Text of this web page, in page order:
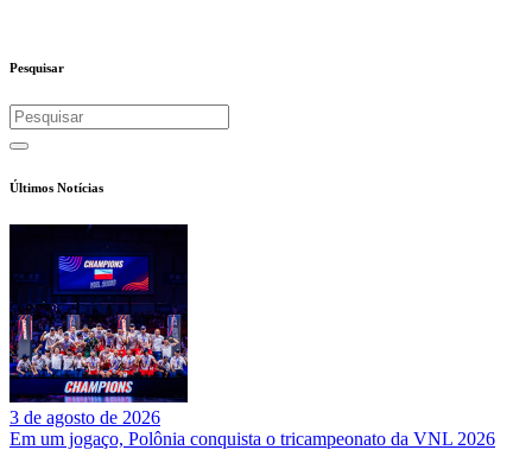
Pesquisar
Últimos Notícias
3 de agosto de 2026
Em um jogaço, Polônia conquista o tricampeonato da VNL 2026